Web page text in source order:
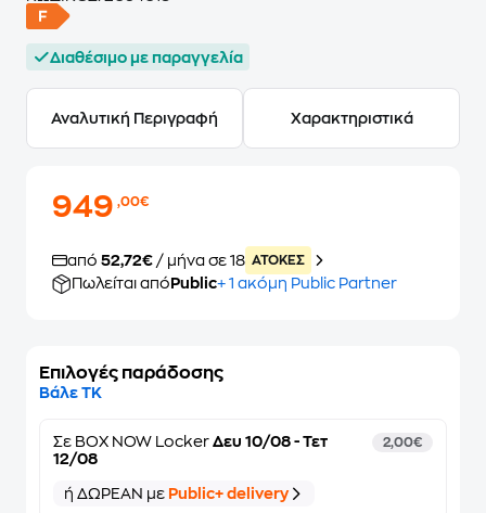
Διαθέσιμο με παραγγελία
Αναλυτική Περιγραφή Χαρακτηριστικά
949,00€
από 52,72€ / μήνα σε 18 ATOKEΣ
Πωλείται από Public+ 1 ακόμη Public Partner
Επιλογές παράδοσης
Βάλε ΤΚ
Σε BOX NOW Locker Δευ 10/08 - Τετ
12/08
2,00€
ή ΔΩΡΕΑΝ με Public+ delivery